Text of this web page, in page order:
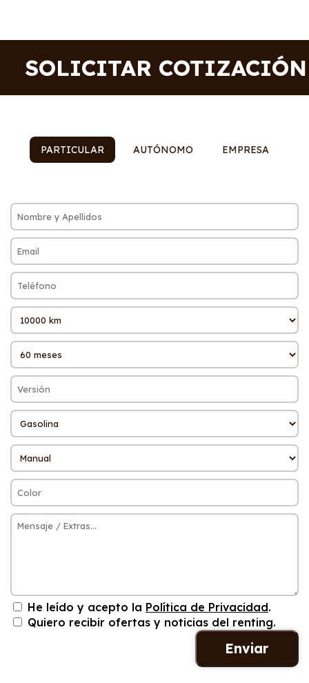
SOLICITAR COTIZACIÓN
PARTICULAR AUTÓNOMO EMPRESA
He leído y acepto la Política de Privacidad.
Quiero recibir ofertas y noticias del renting.